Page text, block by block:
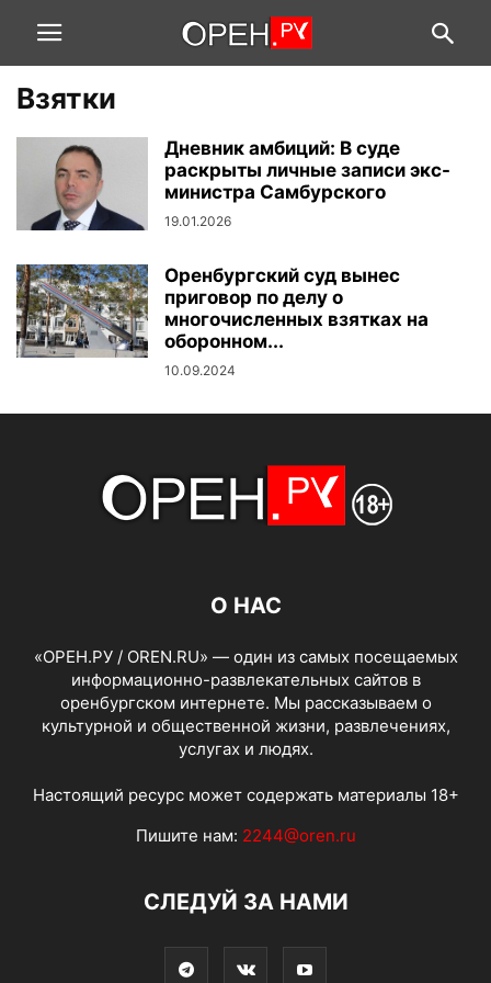
Взятки
Дневник амбиций: В суде
раскрыты личные записи экс-
министра Самбурского
19.01.2026
Оренбургский суд вынес
приговор по делу о
многочисленных взятках на
оборонном...
10.09.2024
О НАС
«ОРЕН.РУ / OREN.RU» — один из самых посещаемых
информационно-развлекательных сайтов в
оренбургском интернете. Мы рассказываем о
культурной и общественной жизни, развлечениях,
услугах и людях.
Настоящий ресурс может содержать материалы 18+
Пишите нам: 2244@oren.ru
СЛЕДУЙ ЗА НАМИ